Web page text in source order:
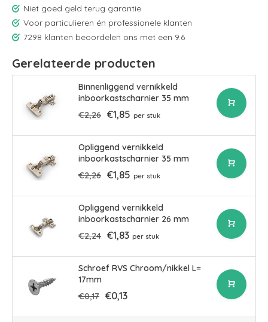
Niet goed geld terug garantie
Voor particulieren én professionele klanten
7298 klanten beoordelen ons met een 9.6
Gerelateerde producten
Binnenliggend vernikkeld
inboorkastscharnier 35 mm
€2,26 €1,85 per stuk
Opliggend vernikkeld
inboorkastscharnier 35 mm
€2,26 €1,85 per stuk
Opliggend vernikkeld
inboorkastscharnier 26 mm
€2,24 €1,83 per stuk
Schroef RVS Chroom/nikkel L=
17mm
€0,17 €0,13